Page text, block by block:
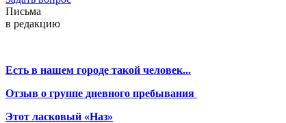
Письма
в редакцию
Есть в нашем городе такой человек...
Отзыв о группе дневного пребывания
Этот ласковый «Наз»